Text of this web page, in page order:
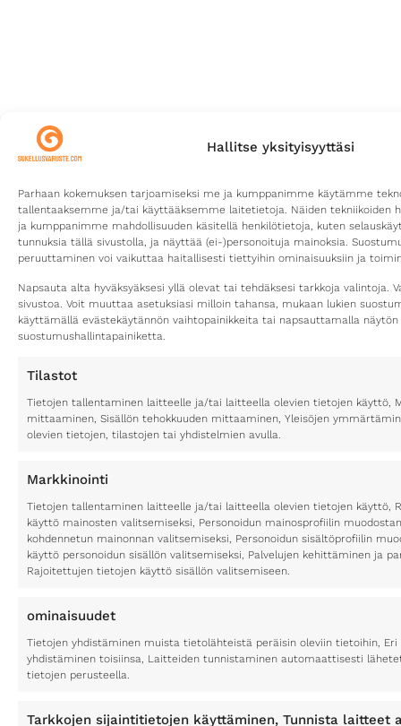
Hallitse yksityisyyttäsi
Parhaan kokemuksen tarjoamiseksi me ja kumppanimme käytämme
tallentaaksemme ja/tai käyttääksemme laitetietoja. Näiden tekniikoiden
ja kumppanimme mahdollisuuden käsitellä henkilötietoja, kuten
tunnuksia tällä sivustolla, ja näyttää (ei-)personoituja mainoksia.
peruuttaminen voi vaikuttaa haitallisesti tiettyihin ominaisuuksiin ja
Napsauta alta hyväksyäksesi yllä olevat tai tehdäksesi tarkkoja valintoja.
sivustoa. Voit muuttaa asetuksiasi milloin tahansa, mukaan lukien
käyttämällä evästekäytännön vaihtopainikkeita tai napsauttamalla näytön
suostumushallintapainiketta.
Tilastot
Tietojen tallentaminen laitteelle ja/tai laitteella olevien tietojen käyttö,
mittaaminen, Sisällön tehokkuuden mittaaminen, Yleisöjen
olevien tietojen, tilastojen tai yhdistelmien avulla.
Markkinointi
Tietojen tallentaminen laitteelle ja/tai laitteella olevien tietojen käyttö,
käyttö mainosten valitsemiseksi, Personoidun mainosprofiilin
kohdennetun mainonnan valitsemiseksi, Personoidun sisältöprofiilin
käyttö personoidun sisällön valitsemiseksi, Palvelujen kehittäminen ja
Rajoitettujen tietojen käyttö sisällön valitsemiseen.
ominaisuudet
Tietojen yhdistäminen muista tietolähteistä peräisin oleviin tietoihin,
yhdistäminen toisiinsa, Laitteiden tunnistaminen automaattisesti
tietojen perusteella.
Tarkkojen sijaintitietojen käyttäminen, Tunnista laitteet